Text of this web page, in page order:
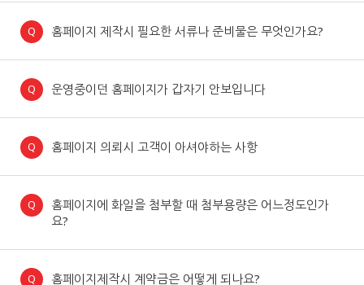
홈페이지 제작시 필요한 서류나 준비물은 무엇인가요?
운영중이던 홈페이지가 갑자기 안보입니다
홈페이지 의뢰시 고객이 아셔야하는 사항
홈페이지에 화일을 첨부할 때 첨부용량은 어느정도인가
요?
홈페이지제작시 계약금은 어떻게 되나요?